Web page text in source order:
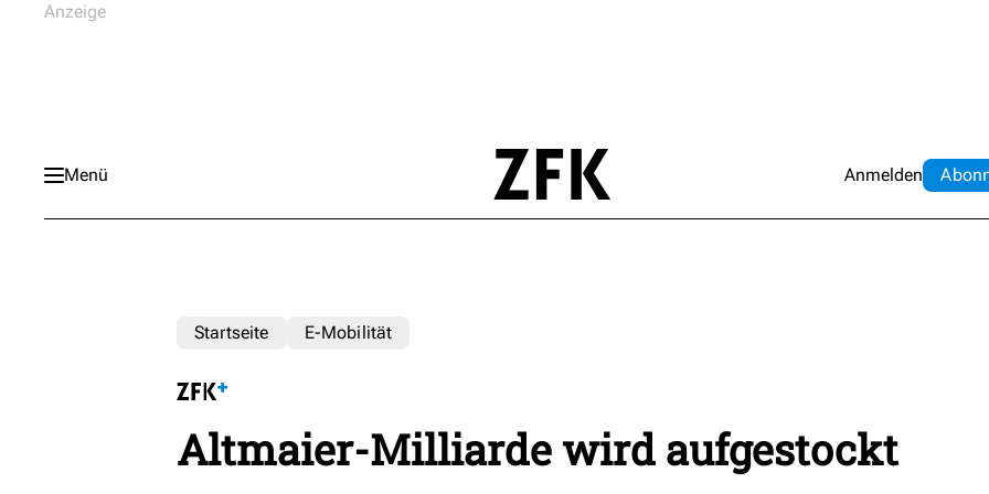
Menü Anmelden Abo
Startseite E-Mobilität
Altmaier-Milliarde wird aufgestockt